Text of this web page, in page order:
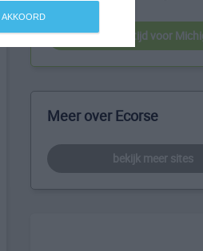
AKKOORD
beste reistijd voor
Meer over Ecorse
bekijk meer sites